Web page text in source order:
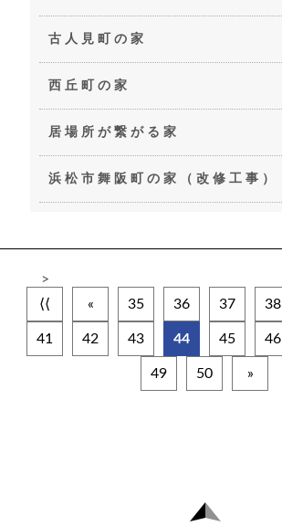
古人見町の家
西丘町の家
居場所が繋がる家
浜松市舞阪町の家（改修工事）
>
⟨⟨
« 35 36 37 38
41 42 43 44 45 46
49 50 »